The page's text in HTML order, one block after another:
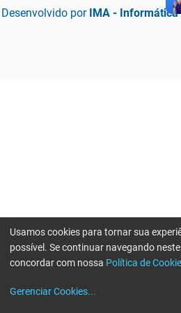
Desenvolvido por IMA - Informática
Usamos cookies para tornar sua
possível. Se continuar navegando
concordar com nossa Política de
Gerenciar Cookies...
Erro ao enviar informações, por favor